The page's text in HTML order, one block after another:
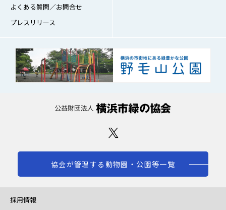
よくある質問／お問合せ
プレスリリース
協会が管理する動物園・公園等一覧
採用情報